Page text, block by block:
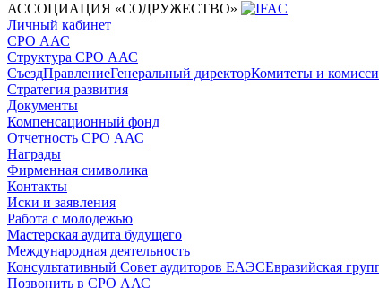
АССОЦИАЦИЯ «СОДРУЖЕСТВО»
Личный кабинет
СРО ААС
Структура СРО ААС
СъездПравлениеГенеральный директорКомитеты и
Стратегия развития
Документы
Компенсационный фонд
Отчетность СРО ААС
Награды
Фирменная символика
Контакты
Иски и заявления
Работа с молодежью
Мастерская аудита будущего
Международная деятельность
Консультативный Совет аудиторов ЕАЭСЕвразийская
Позвонить в СРО ААС